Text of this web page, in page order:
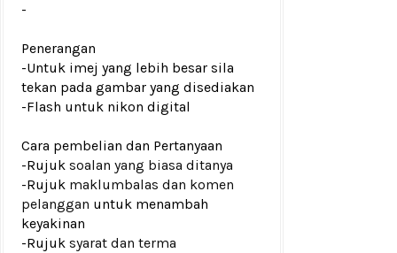
-
Penerangan
-Untuk imej yang lebih besar sila
tekan pada gambar yang disediakan
-Flash untuk nikon digital
Cara pembelian dan Pertanyaan
-Rujuk soalan yang biasa ditanya
-Rujuk maklumbalas dan komen
pelanggan untuk menambah
keyakinan
-Rujuk syarat dan terma